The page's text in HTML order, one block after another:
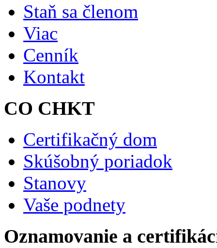
Staň sa členom
Viac
Cenník
Kontakt
CO CHKT
Certifikačný dom
Skúšobný poriadok
Stanovy
Vaše podnety
Oznamovanie a